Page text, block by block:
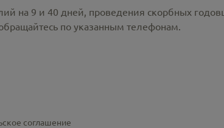
на 9 и 40 дней, проведения скорбных
по указанным телефонам.
соглашение